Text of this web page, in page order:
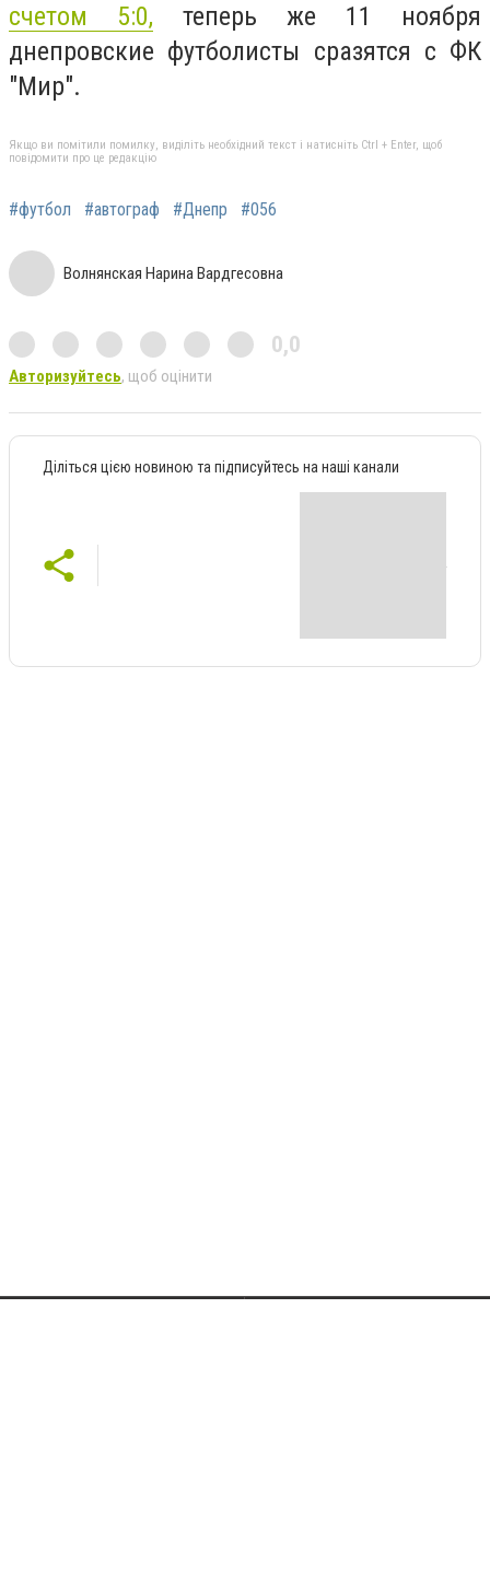
счетом 5:0, теперь же 11 ноября
днепровские футболисты сразятся с ФК
"Мир".
Якщо ви помітили помилку, виділіть необхідний текст і натисніть Ctrl + Enter, щоб
повідомити про це редакцію
#футбол #автограф #Днепр #056
Волнянская Нарина Вардгесовна
0,0
Авторизуйтесь, щоб оцінити
Діліться цією новиною та підписуйтесь на наші канали